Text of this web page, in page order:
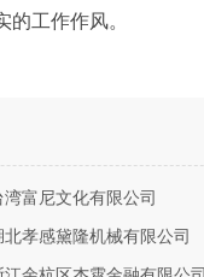
工作作风。
湾富尼文化有限公司
北孝感黛隆机械有限公司